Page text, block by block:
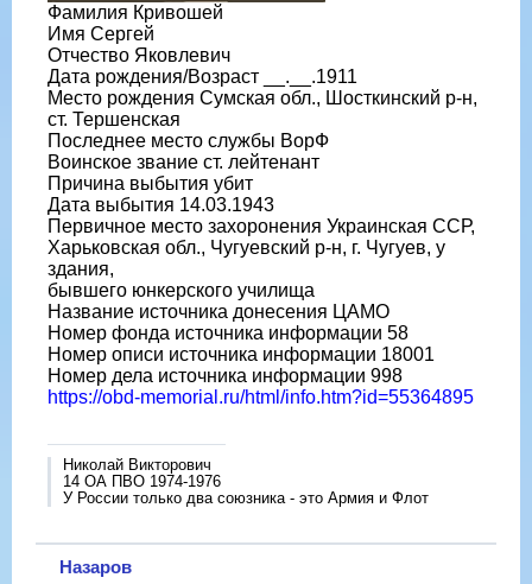
Фамилия Кривошей
Имя Сергей
Отчество Яковлевич
Дата рождения/Возраст __.__.1911
Место рождения Сумская обл., Шосткинский р-н,
ст. Тершенская
Последнее место службы ВорФ
Воинское звание ст. лейтенант
Причина выбытия убит
Дата выбытия 14.03.1943
Первичное место захоронения Украинская ССР,
Харьковская обл., Чугуевский р-н, г. Чугуев, у
здания,
бывшего юнкерского училища
Название источника донесения ЦАМО
Номер фонда источника информации 58
Номер описи источника информации 18001
Номер дела источника информации 998
https://obd-memorial.ru/html/info.htm?id=55364895
Николай Викторович
14 ОА ПВО 1974-1976
У России только два союзника - это Армия и Флот
Назаров